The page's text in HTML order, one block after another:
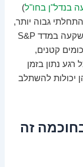
בנדל"ן בחו"ל)
גבוה יותר,
ופחות נזילה (קשה למכור חלק קטן מהנכס). השקעה במדד S&P
קטנים,
רגע נתון בזמן
יכולות להשתלב
זה